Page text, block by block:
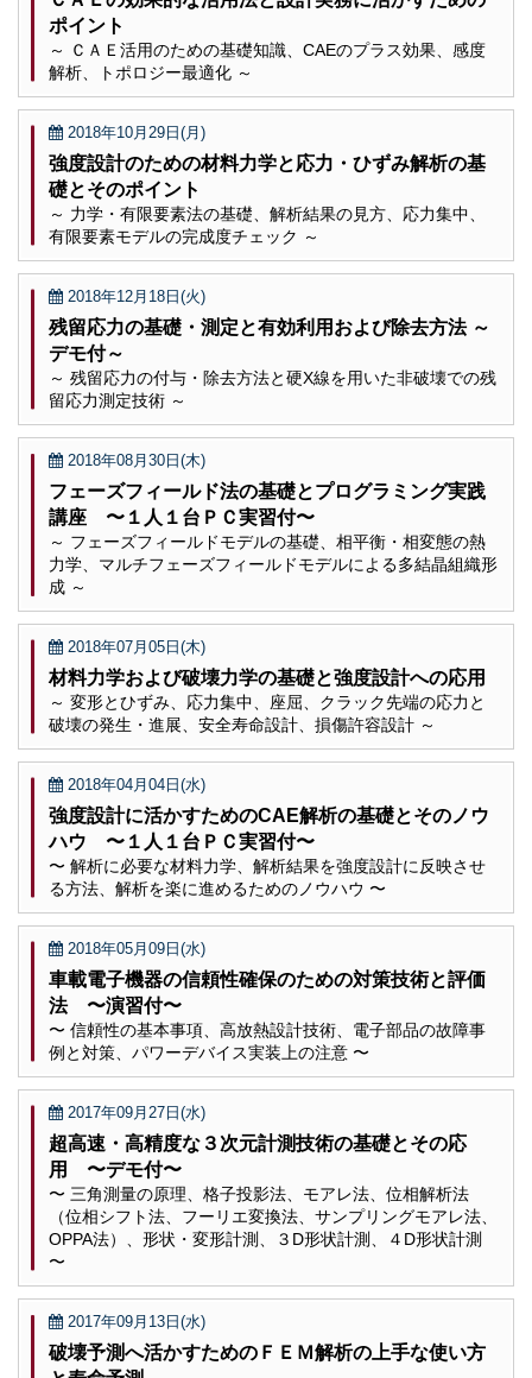
ポイント
～ ＣＡＥ活用のための基礎知識、CAEのプラス効果、感度
解析、トポロジー最適化 ～
2018年10月29日(月)
強度設計のための材料力学と応力・ひずみ解析の基
礎とそのポイント
～ 力学・有限要素法の基礎、解析結果の見方、応力集中、
有限要素モデルの完成度チェック ～
2018年12月18日(火)
残留応力の基礎・測定と有効利用および除去方法 ～
デモ付～
～ 残留応力の付与・除去方法と硬X線を用いた非破壊での残
留応力測定技術 ～
2018年08月30日(木)
フェーズフィールド法の基礎とプログラミング実践
講座 〜１人１台ＰＣ実習付〜
～ フェーズフィールドモデルの基礎、相平衡・相変態の熱
力学、マルチフェーズフィールドモデルによる多結晶組織形
成 ～
2018年07月05日(木)
材料力学および破壊力学の基礎と強度設計への応用
～ 変形とひずみ、応力集中、座屈、クラック先端の応力と
破壊の発生・進展、安全寿命設計、損傷許容設計 ～
2018年04月04日(水)
強度設計に活かすためのCAE解析の基礎とそのノウ
ハウ 〜１人１台ＰＣ実習付〜
〜 解析に必要な材料力学、解析結果を強度設計に反映させ
る方法、解析を楽に進めるためのノウハウ 〜
2018年05月09日(水)
車載電子機器の信頼性確保のための対策技術と評価
法 〜演習付〜
〜 信頼性の基本事項、高放熱設計技術、電子部品の故障事
例と対策、パワーデバイス実装上の注意 〜
2017年09月27日(水)
超高速・高精度な３次元計測技術の基礎とその応
用 〜デモ付〜
〜 三角測量の原理、格子投影法、モアレ法、位相解析法
（位相シフト法、フーリエ変換法、サンプリングモアレ法、
OPPA法）、形状・変形計測、３D形状計測、４D形状計測
〜
2017年09月13日(水)
破壊予測へ活かすためのＦＥＭ解析の上手な使い方